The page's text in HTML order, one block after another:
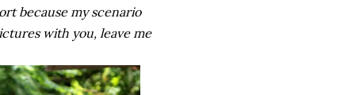
because my scenario
with you, leave me